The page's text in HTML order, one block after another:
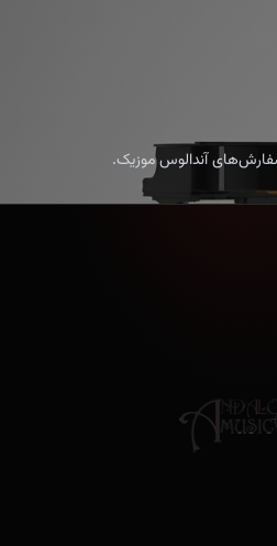
آندالوس موزیک.